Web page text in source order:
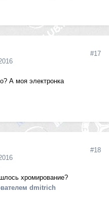
#17
А моя электронка
#18
хромирование?
dmitrich